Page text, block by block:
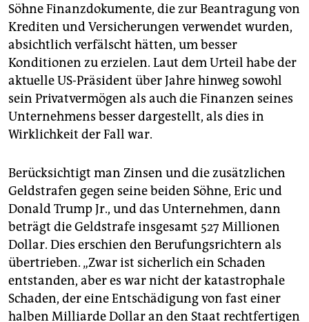
Söhne Finanzdokumente, die zur Beantragung von
Krediten und Versicherungen verwendet wurden,
absichtlich verfälscht hätten, um besser
Konditionen zu erzielen. Laut dem Urteil habe der
aktuelle US-Präsident über Jahre hinweg sowohl
sein Privatvermögen als auch die Finanzen seines
Unternehmens besser dargestellt, als dies in
Wirklichkeit der Fall war.
Berücksichtigt man Zinsen und die zusätzlichen
Geldstrafen gegen seine beiden Söhne, Eric und
Donald Trump Jr., und das Unternehmen, dann
beträgt die Geldstrafe insgesamt 527 Millionen
Dollar. Dies erschien den Berufungsrichtern als
übertrieben. „Zwar ist sicherlich ein Schaden
entstanden, aber es war nicht der katastrophale
Schaden, der eine Entschädigung von fast einer
halben Milliarde Dollar an den Staat rechtfertigen